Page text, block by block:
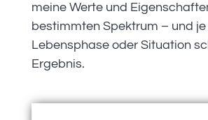
meine Werte und
bestimmten Spektrum – und
Lebensphase oder Situation
Ergebnis.